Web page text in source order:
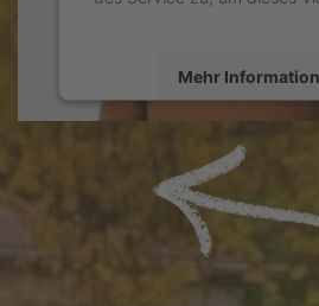
Mehr
powered by
Management Platform